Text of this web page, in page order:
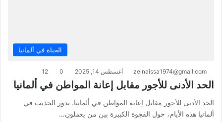
الحياة في ألمانيا
zeinaissa1974@gmail.com أغسطس 14, 2025 0
12
الحد الأدنى للأجور مقابل إعانة المواطن في ألمانيا
الحد الأدنى للأجور مقابل إعانة المواطن في ألمانيا. يدور الحديث في
ألمانيا هذه الأيام، حول الفجوة الكبيرة بين من يعملون…